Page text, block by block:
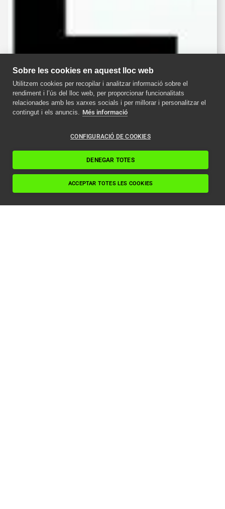
Sobre les cookies en aquest lloc web
Utilitzem cookies per recopilar i analitzar informació sobre el
rendiment i l’ús del lloc web, per proporcionar funcionalitats
relacionades amb les xarxes socials i per millorar i personalitzar el
contingut i els anuncis. Més informació
CONFIGURACIÓ DE COOKIES
DENEGAR TOTES
ACCEPTAR TOTES LES COOKIES